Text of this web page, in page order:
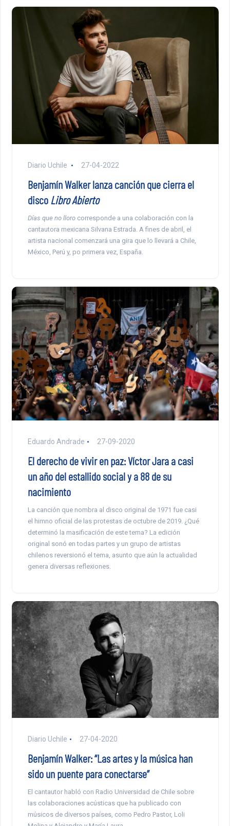
Diario Uchile 27-04-2022
Benjamín Walker lanza canción que cierra el
disco Libro Abierto
Días que no llorocorresponde a una colaboración con la
cantautora mexicana Silvana Estrada. A fines de abril, el
artista nacional comenzará una gira que lo llevará a Chile,
México, Perú y, po primera vez, España.
Eduardo Andrade 27-09-2020
El derecho de vivir en paz: Víctor Jara a casi
un año del estallido social y a 88 de su
nacimiento
La canción que nombra al disco original de 1971 fue casi
el himno oficial de las protestas de octubre de 2019. ¿Qué
determinó la masificación de este tema? La edición
original sonó en todas partes y un grupo de artistas
chilenos reversionó el tema, asunto que aún la actualidad
genera diversas reflexiones.
Diario Uchile 27-04-2020
Benjamín Walker: “Las artes y la música han
sido un puente para conectarse”
El cantautor habló con Radio Universidad de Chile sobre
las colaboraciones acústicas que ha publicado con
músicos de diversos países, como Pedro Pastor, Loli